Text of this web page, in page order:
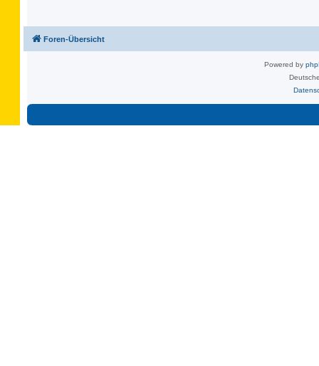
Foren-Übersicht
Powered by